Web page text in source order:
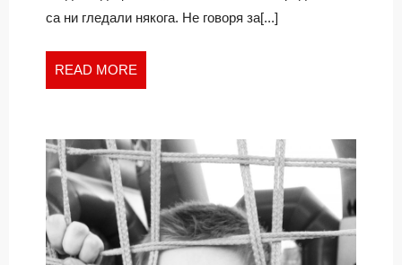
са ни гледали някога. Не говоря за[...]
READ MORE
MORE